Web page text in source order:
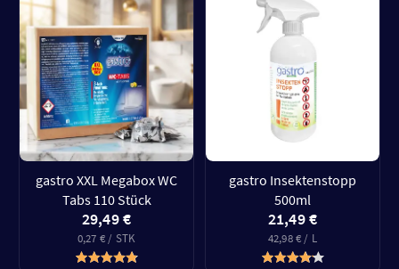
gastro XXL Megabox WC
Tabs 110 Stück
29,49 €
0,27 € / STK
gastro Insektenstopp
500ml
21,49 €
42,98 € / L